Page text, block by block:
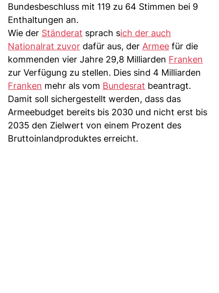
Bundesbeschluss mit 119 zu 64 Stimmen bei 9
Enthaltungen an.
Wie der Ständerat sprach sich der auch
Nationalrat zuvor dafür aus, der Armee für die
kommenden vier Jahre 29,8 Milliarden Franken
zur Verfügung zu stellen. Dies sind 4 Milliarden
Franken mehr als vom Bundesrat beantragt.
Damit soll sichergestellt werden, dass das
Armeebudget bereits bis 2030 und nicht erst bis
2035 den Zielwert von einem Prozent des
Bruttoinlandproduktes erreicht.